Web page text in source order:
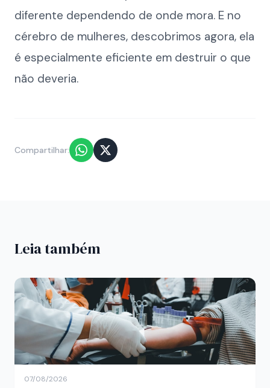
diferente dependendo de onde mora. E no
cérebro de mulheres, descobrimos agora, ela
é especialmente eficiente em destruir o que
não deveria.
Compartilhar:
Leia também
07/08/2026